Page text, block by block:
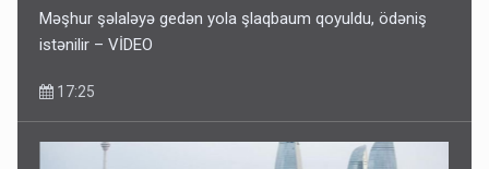
Məşhur şəlaləyə gedən yola şlaqbaum qoyuldu, ödəniş
istənilir – VİDEO
17:25